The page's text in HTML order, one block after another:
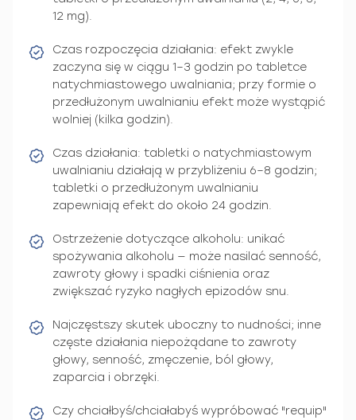
12 mg).
Czas rozpoczęcia działania: efekt zwykle
zaczyna się w ciągu 1–3 godzin po tabletce
natychmiastowego uwalniania; przy formie o
przedłużonym uwalnianiu efekt może wystąpić
wolniej (kilka godzin).
Czas działania: tabletki o natychmiastowym
uwalnianiu działają w przybliżeniu 6–8 godzin;
tabletki o przedłużonym uwalnianiu
zapewniają efekt do około 24 godzin.
Ostrzeżenie dotyczące alkoholu: unikać
spożywania alkoholu — może nasilać senność,
zawroty głowy i spadki ciśnienia oraz
zwiększać ryzyko nagłych epizodów snu.
Najczęstszy skutek uboczny to nudności; inne
częste działania niepożądane to zawroty
głowy, senność, zmęczenie, ból głowy,
zaparcia i obrzęki.
Czy chciałbyś/chciałabyś wypróbować "requip"